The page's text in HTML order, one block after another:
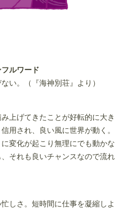
ルワード
い。（『海神別荘』より）
上げてきたことが好転的に大き
用され、良い風に世界が動く。
変化が起こり無理にでも動かな
それも良いチャンスなので流れ
しさ。短時間に仕事を凝縮しよ